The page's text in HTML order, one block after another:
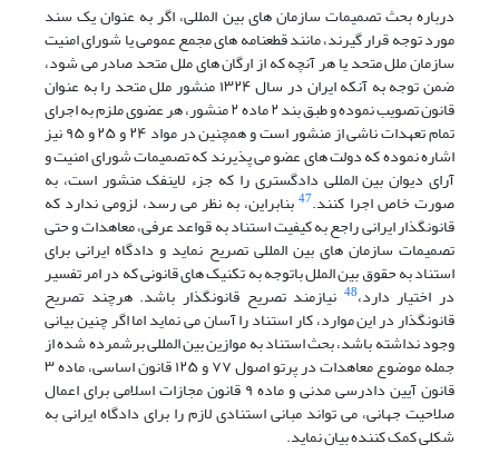
درباره بحث تصمیمات سازمان های بین المللی، اگر به عنوان یک سند
مورد توجه قرار گیرند، مانند قطعنامه های مجمع عمومی یا شورای امنیت
سازمان ملل متحد یا هر آنچه که از ارگان های ملل متحد صادر می شود،
ضمن توجه به آنکه ایران در سال ۱۳۲۴ منشور ملل متحد را به عنوان
قانون تصویب نموده و طبق بند ۲ ماده ۲ منشور، هر عضوی ملزم به اجرای
تمام تعهدات ناشی از منشور است و همچنین در مواد ۲۴ و ۲۵ و ۹۵ نیز
اشاره نموده که دولت های عضو می پذیرند که تصمیمات شورای امنیت و
آرای دیوان بین المللی دادگستری را که جزء لاینفک منشور است، به
صورت خاص اجرا کنند.47بنابراین، به نظر می رسد، لزومی ندارد که
قانونگذار ایرانی راجع به کیفیت استناد به قواعد عرفی، معاهدات و حتی
تصمیمات سازمان های بین المللی تصریح نماید و دادگاه ایرانی برای
استناد به حقوق بین الملل باتوجه به تکنیک های قانونی که در امر تفسیر
در اختیار دارد،48 نیازمند تصریح قانونگذار باشد. هرچند تصریح
قانونگذار در این موارد، کار استناد را آسان می نماید اما اگر چنین بیانی
وجود نداشته باشد، بحث استناد به موازین بین المللی برشمرده شده از
جمله موضوع معاهدات در پرتو اصول ۷۷ و ۱۲۵ قانون اساسی، ماده ۳
قانون آیین دادرسی مدنی و ماده ۹ قانون مجازات اسلامی برای اعمال
صلاحیت جهانی، می تواند مبانی استنادی لازم را برای دادگاه ایرانی به
شکلی کمک کننده بیان نماید.